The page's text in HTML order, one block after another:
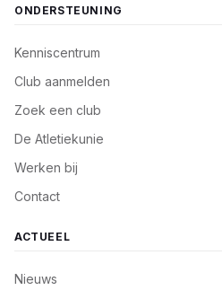
ONDERSTEUNING
Kenniscentrum
Club aanmelden
Zoek een club
De Atletiekunie
Werken bij
Contact
ACTUEEL
Nieuws